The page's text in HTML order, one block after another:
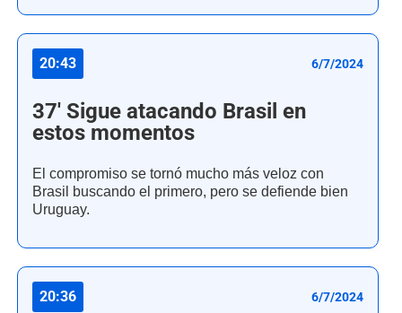
20:43 6/7/2024
37' Sigue atacando Brasil en
estos momentos
El compromiso se tornó mucho más veloz con
Brasil buscando el primero, pero se defiende bien
Uruguay.
20:36 6/7/2024